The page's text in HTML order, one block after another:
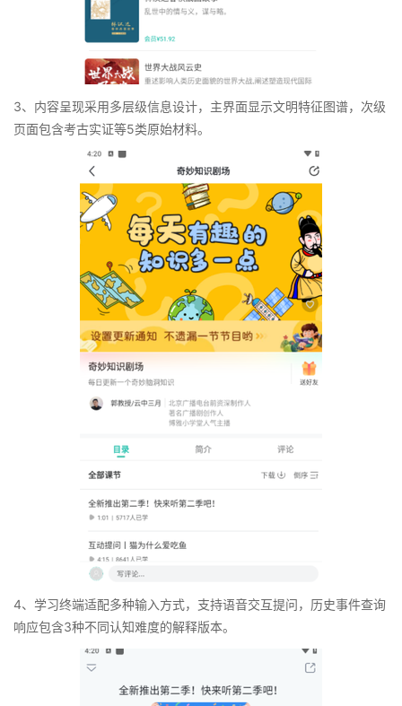
3、内容呈现采用多层级信息设计，主界面显示文明特征图谱，次级
页面包含考古实证等5类原始材料。
4、学习终端适配多种输入方式，支持语音交互提问，历史事件查询
响应包含3种不同认知难度的解释版本。